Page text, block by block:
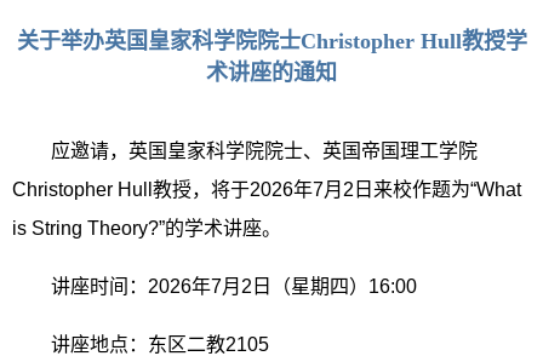
关于举办英国皇家科学院院士Christopher Hull教授学
术讲座的通知
应邀请，英国皇家科学院院士、英国帝国理工学院
Christopher Hull 教授，将于2026年7月 2 日来校作题为“What
is String Theory?”的学术讲座。
讲座时间： 2026年7月 2 日（星期四） 16:00
讲座地点：东区二教2105